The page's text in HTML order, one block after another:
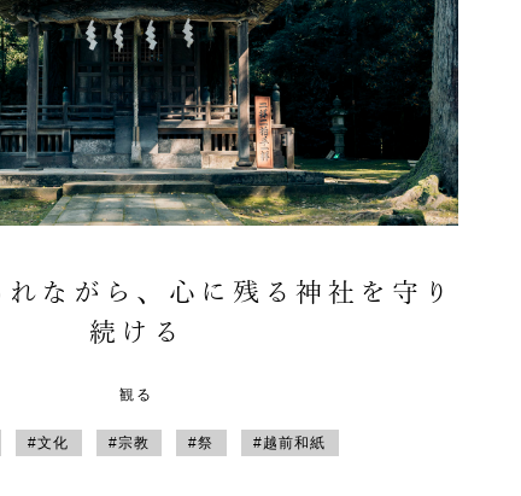
ながら、心に残る神社を守り
続ける
観る
#文化 #宗教 #祭 #越前和紙